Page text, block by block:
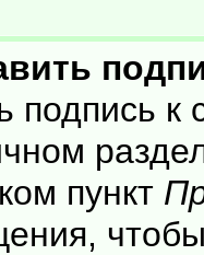
подпись
пункт